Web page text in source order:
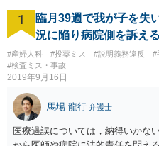
1
臨月39週で我が子を失
況に陥り病院側を訴え
#産婦人科 #投薬ミス #説明義務違反 #
#検査ミス・事故
2019年9月16日
馬場 龍行 弁護士
医療過誤については，納得いかな